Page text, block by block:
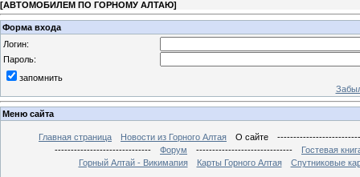
[АВТОМОБИЛЕМ ПО ГОРНОМУ АЛТАЮ]
Форма входа
Логин:
Пароль:
запомнить
Меню сайта
Главная страница Новости из Горного Алтая О сайте
------------------------------
Форум ------------------------------
Гостевая
Горный Алтай - Викимапия
Карты Горного Алтая Спутниковые